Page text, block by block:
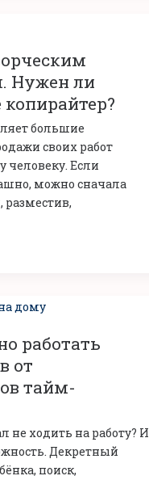
Нужен ли
большие
своих работ
человеку. Если
можно сначала
разместив,
работать
от
тайм-
не ходить на работу? И
Декретный
поиск,